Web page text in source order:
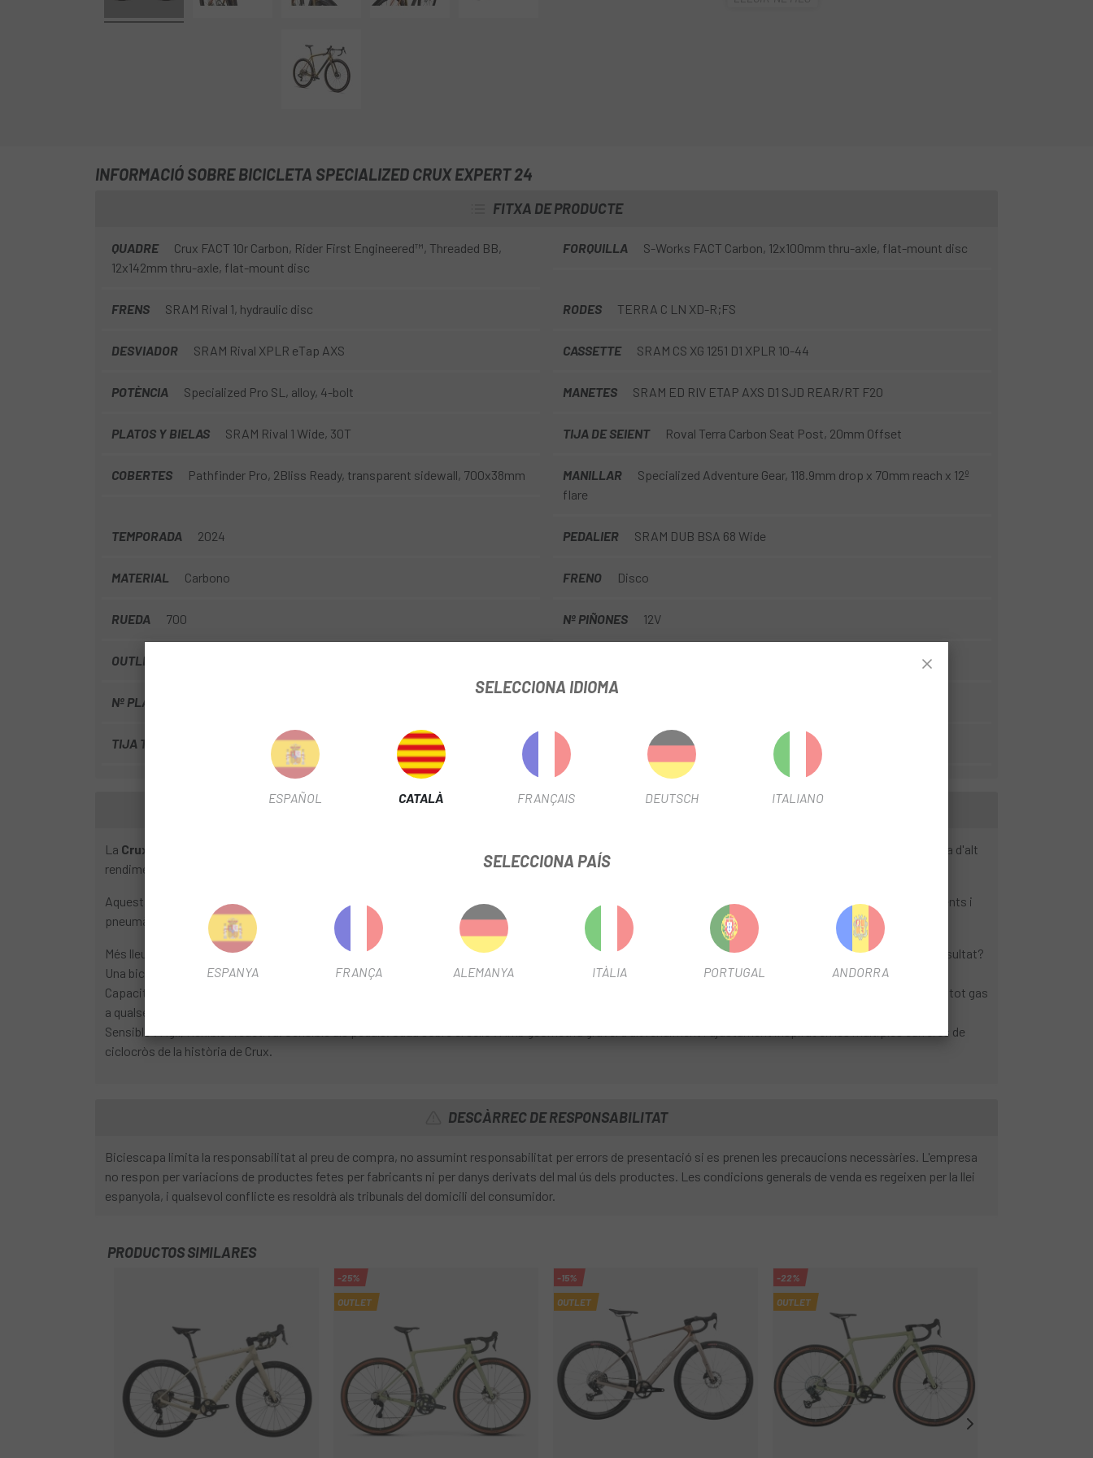
INFORMACIÓ SOBRE BICICLETA SPECIALIZED CRUX EXPERT 24
FITXA DE PRODUCTE
QUADRE
Crux FACT 10r Carbon, Rider First Engineered™, Threaded BB,
12x142mm thru-axle, flat-mount disc
FORQUILLA S-Works FACT Carbon, 12x100mm thru-axle, flat-mount disc
FRENS SRAM Rival 1, hydraulic disc RODES TERRA C LN XD-R;FS
DESVIADOR SRAM Rival XPLR eTap AXS CASSETTE SRAM CS XG 1251 D1 XPLR 10-44
POTÈNCIA Specialized Pro SL, alloy, 4-bolt MANETES SRAM ED RIV ETAP AXS D1 SJD REAR/RT F20
PLATOS Y BIELAS SRAM Rival 1 Wide, 30T TIJA DE SEIENT Roval Terra Carbon Seat Post, 20mm Offset
COBERTES Pathfinder Pro, 2Bliss Ready, transparent sidewall, 700x38mm MANILLAR
Specialized Adventure Gear, 118.9mm drop x 70mm reach x 12º
flare
TEMPORADA 2024 PEDALIER SRAM DUB BSA 68 Wide
MATERIAL Carbono FRENO Disco
RUEDA 700 Nº PIÑONES 12V
OUTLET
Nº PLATS
TIJA TELESCÒPICA AMPLE BUJE 12x142
INFORMACIÓ DEL PRODUCTE
La Crux
és la bicicleta de gravel més lleugera del món, amb una capacitat de pas de roda excepcional per als pneumàtics més amples i una geometria de grava d'alt
rendiment.
No és només la màxima expressió del rendiment en gravel, és un tiquet de només anada a la màxima expressió del gravel.
Aquesta Crux Expert ve equipada amb un grup de disc hidràulic SRAM Rival eTap AXS intuïtiu i de canvis nítids, rodes Roval Terra C Disc increïblement resistents i
pneumàtics Pathfinder Pro de 700 x 38 mm 2Bliss Ready que s'agafen fins i tot en els terrenys més difícils.
Més lleuger: el quadre S-Works 12r 725g i 825g el 10r. Els avenços revolucionaris de l'Aethos, la bicicleta més lleugera de la història, s'han aplicat a la Crux.
El resultat?
Una bicicleta gravel que puja com un somni, flota sobre terrenys de més trencats i pesa menys que una ampolla plena al teu portabidó.
Capacitat: 47c/650b x 2.1” espai lliure per a llantes.
Amb espai lliure per a llantes a nivell de Diverge, la Crux et porta a tot gas
a qualsevol lloc que puguis imaginar.
Sensible
Amb geometria gravel d'alt rendiment i ajustament inspirat en les múltiples carreres de
ciclocròs de la història de Crux.
DESCÀRREC DE RESPONSABILITAT
Biciescapa limita la responsabilitat al preu de compra, no assumint responsabilitat per errors de presentació si es prenen les precaucions necessàries. L'empresa
no respon per variacions de productes fetes per fabricants ni per danys derivats del mal ús dels productes. Les condicions generals de venda es regeixen per la llei
espanyola, i qualsevol conflicte es resoldrà als tribunals del domicili del consumidor.
PRODUCTOS SIMILARES
-25%
OUTLET
-15%
OUTLET
-22%
OUTLET
SELECCIONA IDIOMA
ESPAÑOL CATALÀ FRANÇAIS DEUTSCH ITALIANO
SELECCIONA PAÍS
ESPANYA FRANÇA ALEMANYA ITÀLIA PORTUGAL ANDORRA